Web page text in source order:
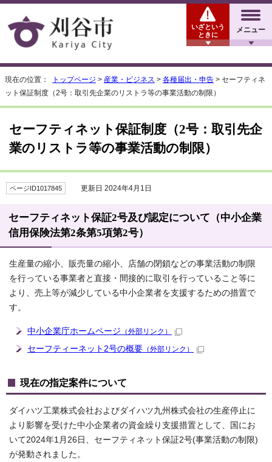
メニュー
いざという
ときに
現在の位置： トップページ > 産業・ビジネス > 各種届出・申告 > セーフティネ
ット保証制度（2号：取引先企業のリストラ等の事業活動の制限）
セーフティネット保証制度（2号：取引先企
業のリストラ等の事業活動の制限）
ページID1017845 更新日 2024年4月1日
セーフティネット保証2号及び認定について（中小企業
信用保険法第2条第5項第2号）
生産量の縮小、販売量の縮小、店舗の閉鎖などの事業活動の制限
を行っている事業者と直接・間接的に取引を行っていること等に
より、売上等が減少している中小企業者を支援するための措置で
す。
中小企業庁ホームページ （外部リンク）
セーフティーネット2号の概要 （外部リンク）
現在の指定案件について
ダイハツ工業株式会社およびダイハツ九州株式会社の生産停止に
より影響を受けた中小企業者の資金繰り支援措置として、国にお
いて2024年1月26日、セーフティネット保証2号(事業活動の制限)
が発動されました。